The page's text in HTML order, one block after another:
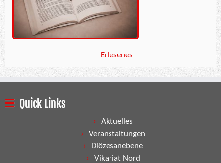
Erlesenes
Quick Links
Aktuelles
Veranstaltungen
Diözesanebene
Vikariat Nord